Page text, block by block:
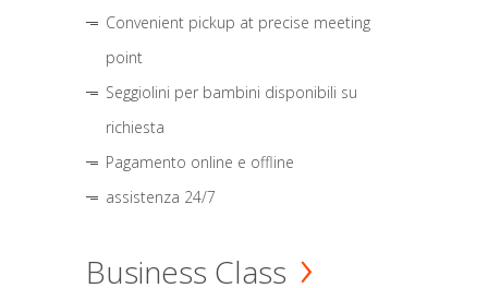
Convenient pickup at precise meeting
point
Seggiolini per bambini disponibili su
richiesta
Pagamento online e offline
assistenza 24/7
Business Class